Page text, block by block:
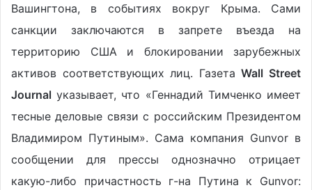
Вашингтона, в событиях вокруг Крыма. Сами
санкции заключаются в запрете въезда на
территорию США и блокировании зарубежных
активов соответствующих лиц. ГазетаWall Street
Journal указывает, что «Геннадий Тимченко имеет
тесные деловые связи с российским Президентом
Владимиром Путиным». Сама компания Gunvor в
сообщении для прессы однозначно отрицает
какую-либо причастность г-на Путина к Gunvor: